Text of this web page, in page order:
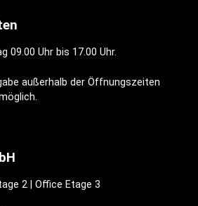
09.00 Uhr bis 17.00 Uhr.
außerhalb der Öffnungszeiten
2 | Office Etage 3